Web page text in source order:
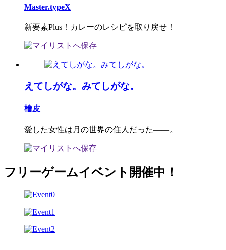
Master.typeX
新要素Plus！カレーのレシピを取り戻せ！
えてしがな。みてしがな。
檜皮
愛した女性は月の世界の住人だった――。
フリーゲームイベント開催中！